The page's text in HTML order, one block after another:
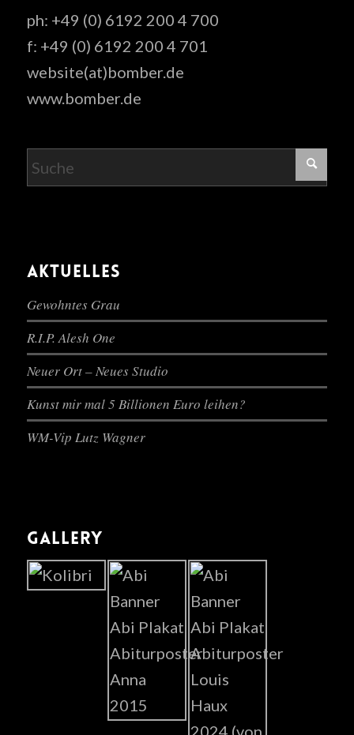
ph: +49 (0) 6192 200 4 700
f: +49 (0) 6192 200 4 701
website(at)bomber.de
www.bomber.de
AKTUELLES
Gewohntes Grau
R.I.P. Alesh One
Neuer Ort – Neues Studio
Kunst mir mal 5 Billionen Euro leihen?
WM-Vip Lutz Wagner
GALLERY